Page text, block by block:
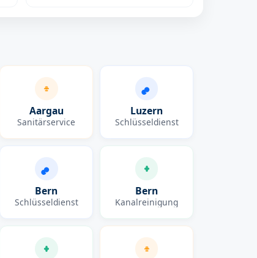
Aargau
Sanitärservice
Luzern
Schlüsseldienst
Bern
Schlüsseldienst
Bern
Kanalreinigung